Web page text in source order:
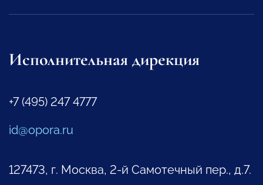
Исполнительная дирекция
+7 (495) 247 4777
id@opora.ru
127473, г. Москва, 2-й Самотечный пер., д.7.